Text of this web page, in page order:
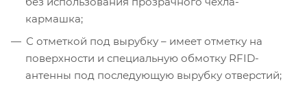
кармашка;
С отметкой под вырубку – имеет отметку на
поверхности и специальную обмотку RFID-
антенны под последующую вырубку отверстий;